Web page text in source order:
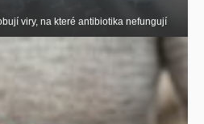
viry, na které antibiotika nefungují